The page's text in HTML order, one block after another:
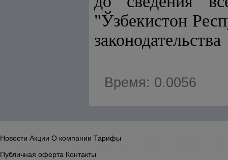
"Ўзбекистон
законодательства
Время: 0.0056
Новости Акции О компании Тарифы
Публичная оферта Контакты